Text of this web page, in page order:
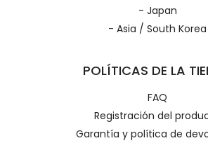
- Japan
- Asia / South Korea
POLÍTICAS DE LA
FAQ
Registración del
Garantía y política de